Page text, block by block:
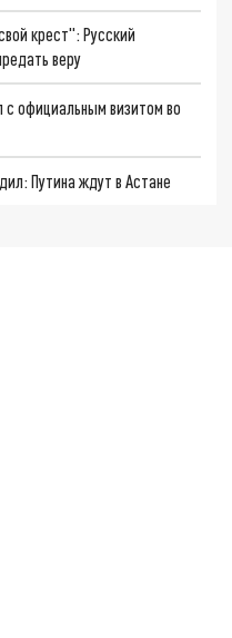
крест": Русский
веру
с официальным визитом во
Путина ждут в Астане